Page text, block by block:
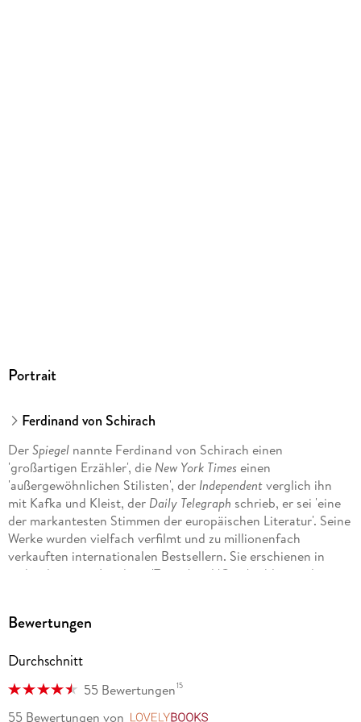
Portrait
Ferdinand von Schirach
DerSpiegel nannte Ferdinand von Schirach einen
'großartigen Erzähler', die New York Times einen
'außergewöhnlichen Stilisten', der Independentverglich ihn
mit Kafka und Kleist, der Daily Telegraph schrieb, er sei 'eine
der markantesten Stimmen der europäischen Literatur'. Seine
Werke wurden vielfach verfilmt und zu millionenfach
verkauften internationalen Bestsellern. Sie erschienen in
mehr als vierzig Ländern. 'Terror' und 'Gott' zählen zu den
mit Alexander Kluge 'Die Herzlichkeit der Vernunft' und
Bestsellerlisten. Ferdinand von Schirach wurde vielfach mit
Literaturpreisen ausgezeichnet. Zuletzt erschienen von ihm
die Erzählungen 'Der stille Freund'.
Bewertungen
Durchschnitt
55 Bewertungen15
55 Bewertungen von